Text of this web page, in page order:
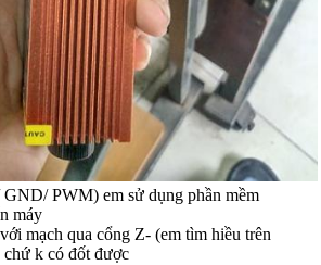
PWM) em sử dụng phần mềm
máy
mạch qua cổng Z- (em tìm hiều trên
chứ k có đốt được